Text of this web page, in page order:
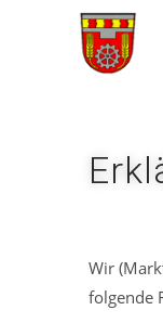
Wir
folgende